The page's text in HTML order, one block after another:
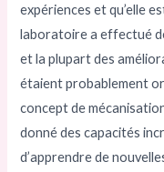
expériences et qu’elle
laboratoire a effectué
et la plupart des
étaient probablement
concept de
donné des capacités
d’apprendre de